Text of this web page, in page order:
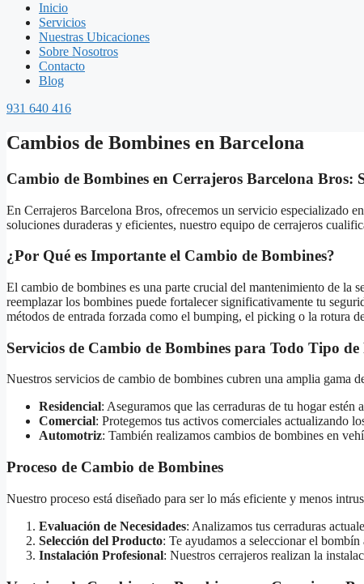
Inicio
Servicios
Nuestras Ubicaciones
Sobre Nosotros
Contacto
Blog
931 640 416
Cambios de Bombines en Barcelona
Cambio de Bombines en Cerrajeros Barcelona Bros:
En Cerrajeros Barcelona Bros, ofrecemos un servicio especializado
soluciones duraderas y eficientes, nuestro equipo de cerrajeros
¿Por Qué es Importante el Cambio de Bombines?
El cambio de bombines es una parte crucial del mantenimiento de la
reemplazar los bombines puede fortalecer significativamente tu
métodos de entrada forzada como el bumping, el picking o la rotura
Servicios de Cambio de Bombines para Todo Tipo de
Nuestros servicios de cambio de bombines cubren una amplia gama
Residencial: Aseguramos que las cerraduras de tu hogar
Comercial: Protegemos tus activos comerciales actualizando
Automotriz: También realizamos cambios de bombines en
Proceso de Cambio de Bombines
Nuestro proceso está diseñado para ser lo más eficiente y menos
Evaluación de Necesidades: Analizamos tus cerraduras
Selección del Producto: Te ayudamos a seleccionar el
Instalación Profesional: Nuestros cerrajeros realizan la